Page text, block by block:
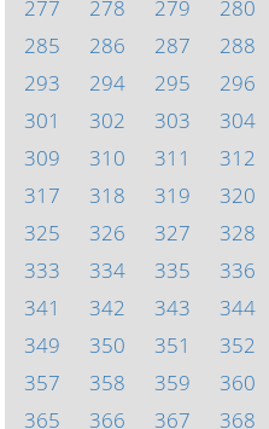
277
278 279 280
285
286 287 288
293
294 295 296
301
302 303 304
309
310 311 312
317
318 319 320
325
326 327 328
333
334 335 336
341
342 343 344
349
350 351 352
357
358 359 360
365
366 367 368